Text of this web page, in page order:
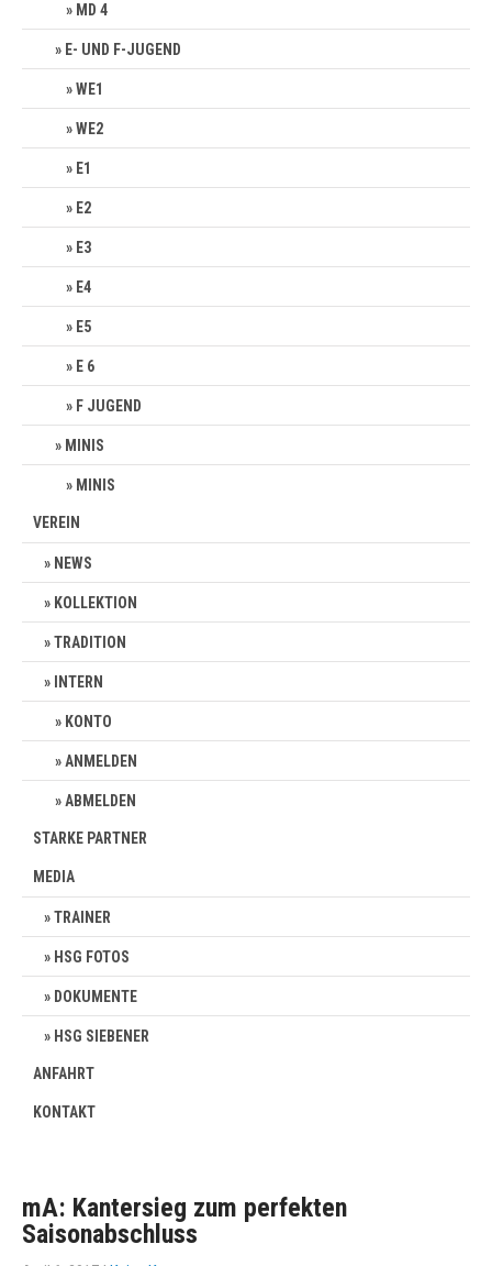
MD 4
E- UND F-JUGEND
WE1
WE2
E1
E2
E3
E4
E5
E 6
F JUGEND
MINIS
MINIS
VEREIN
NEWS
KOLLEKTION
TRADITION
INTERN
KONTO
ANMELDEN
ABMELDEN
STARKE PARTNER
MEDIA
TRAINER
HSG FOTOS
DOKUMENTE
HSG SIEBENER
ANFAHRT
KONTAKT
mA: Kantersieg zum perfekten
Saisonabschluss